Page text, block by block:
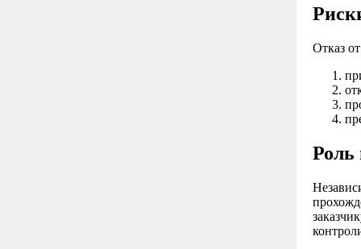
Отказ
Роль